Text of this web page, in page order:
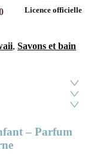
Licence officielle
, Savons et bain
– Parfum